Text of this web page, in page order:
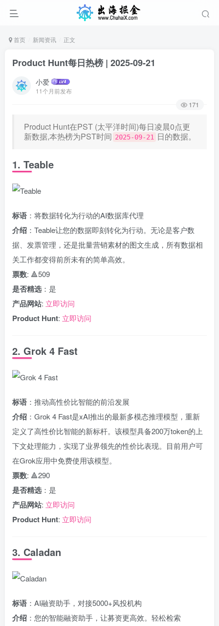
首页 新闻资讯 正文
Product Hunt每日热榜 | 2025-09-21
小爱
11个月前发布
171
Product Hunt在PST (太平洋时间)每日凌晨0点更
新数据,本热榜为PST时间 2025-09-21 日的数据。
1. Teable
标语 ：将数据转化为行动的AI数据库代理
介绍 ：Teable让您的数据即刻转化为行动。无论是客户数
据、发票管理，还是批量营销素材的图文生成，所有数据相
关工作都变得前所未有的简单高效。
票数: 🔺509
是否精选 ：是
产品网站: 立即访问
Product Hunt: 立即访问
2. Grok 4 Fast
标语 ：推动高性价比智能的前沿发展
介绍 ：Grok 4 Fast是xAI推出的最新多模态推理模型，重新
定义了高性价比智能的新标杆。该模型具备200万token的上
下文处理能力，实现了业界领先的性价比表现。目前用户可
在Grok应用中免费使用该模型。
票数: 🔺290
是否精选 ：是
产品网站: 立即访问
Product Hunt: 立即访问
3. Caladan
标语 ：AI融资助手，对接5000+风投机构
介绍 ：您的智能融资助手，让募资更高效。轻松检索